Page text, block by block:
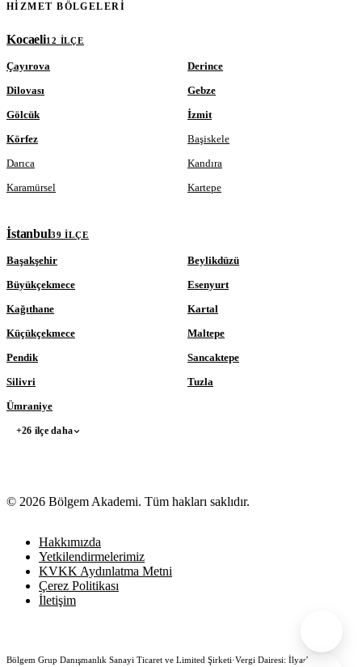
HIZMET BÖLGELERI
Kocaeli12 ILÇE
Çayırova
Derince
Dilovası
Gebze
Gölcük
İzmit
Körfez
Başiskele
Darıca
Kandıra
Karamürsel
Kartepe
İstanbul39 ILÇE
Başakşehir
Beylikdüzü
Büyükçekmece
Esenyurt
Kağıthane
Kartal
Küçükçekmece
Maltepe
Pendik
Sancaktepe
Silivri
Tuzla
Ümraniye
+26 ilçe daha
© 2026 Bölgem Akademi. Tüm hakları saklıdır.
Hakkımızda
Yetkilendirmelerimiz
KVKK Aydınlatma Metni
Çerez Politikası
İletişim
Bölgem Grup Danışmanlık Sanayi Ticaret ve Limited Şirketi·Vergi Dairesi: İlyasbey